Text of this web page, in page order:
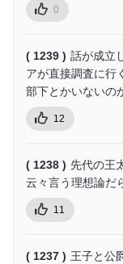
0
( 1239 ) 話が成立
アが直接調査に行
部下とかいないの
12
( 1238 ) 先代の王
云々言う理想論だ
11
( 1237 ) 王子と公